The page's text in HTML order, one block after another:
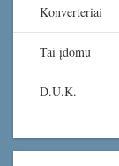
Konverteriai
Tai įdomu
D.U.K.